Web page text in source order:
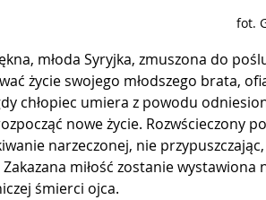
fot.
młoda Syryjka, zmuszona do
życie swojego młodszego brata,
chłopiec umiera z powodu
nowe życie. Rozwścieczony
narzeczonej, nie
Zakazana miłość zostanie
śmierci ojca.